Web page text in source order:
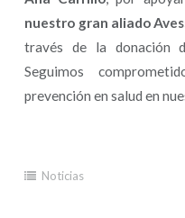
nuestro gran aliado
través de la donación
Seguimos
prevención en salud en
Noticias